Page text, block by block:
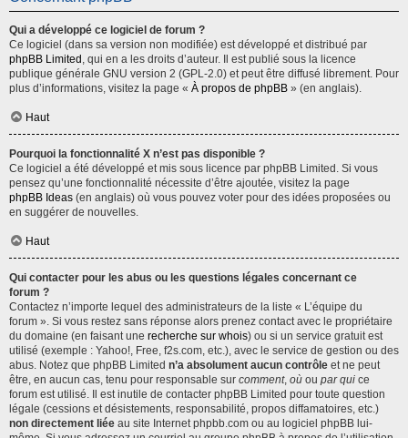
Qui a développé ce logiciel de forum ?
Ce logiciel (dans sa version non modifiée) est développé et distribué par
phpBB Limited , qui en a les droits d’auteur. Il est publié sous la licence
publique générale GNU version 2 (GPL-2.0) et peut être diffusé librement. Pour
plus d’informations, visitez la page « À propos de phpBB » (en anglais).
Haut
Pourquoi la fonctionnalité X n’est pas disponible ?
Ce logiciel a été développé et mis sous licence par phpBB Limited. Si vous
pensez qu’une fonctionnalité nécessite d’être ajoutée, visitez la page
phpBB Ideas (en anglais) où vous pouvez voter pour des idées proposées ou
en suggérer de nouvelles.
Haut
Qui contacter pour les abus ou les questions légales concernant ce
forum ?
Contactez n’importe lequel des administrateurs de la liste « L’équipe du
forum ». Si vous restez sans réponse alors prenez contact avec le propriétaire
du domaine (en faisant une recherche sur whois) ou si un service gratuit est
utilisé (exemple : Yahoo!, Free, f2s.com, etc.), avec le service de gestion ou des
abus. Notez que phpBB Limited n’a absolument aucun contrôle et ne peut
être, en aucun cas, tenu pour responsable sur comment, où ou par qui ce
forum est utilisé. Il est inutile de contacter phpBB Limited pour toute question
légale (cessions et désistements, responsabilité, propos diffamatoires, etc.)
non directement liée au site Internet phpbb.com ou au logiciel phpBB lui-